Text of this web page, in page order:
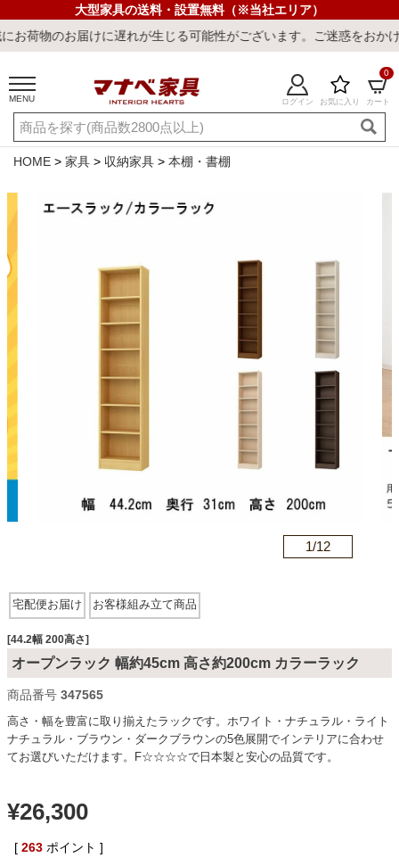
大型家具の送料・設置無料（※当社エリア）
に遅れが生じる可能性がございます。ご迷惑をおかけしまして誠
MENU ログイン お気に入り カート
0
ご利用ガイド 新規会員登録
店舗一覧 閲覧履歴
冷感ラグ ワークデスク ウィルトンラ
ソファ
ダイニングテーブル・セット
椅子・チェア
食器棚・キッチン収納
HOME 家具 収納家具 本棚・書棚
1/12
宅配便お届け お客様組み立て商品
[44.2幅 200高さ]
オープンラック 幅約45cm 高さ約200cm カラーラック
商品番号 347565
高さ・幅を豊富に取り揃えたラックです。ホワイト・ナチュラル・ライト
ナチュラル・ブラウン・ダークブラウンの5色展開でインテリアに合わせ
てお選びいただけます。F☆☆☆☆で日本製と安心の品質です。
¥26,300
[ 263 ポイント ]